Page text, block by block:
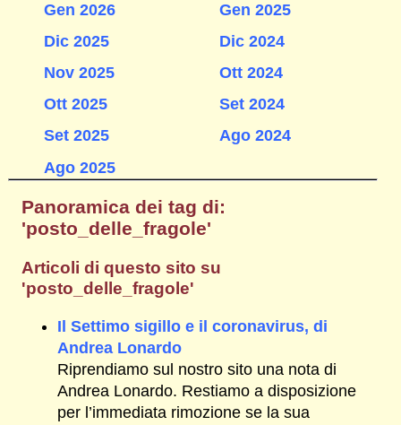
Gen 2026
Dic 2025
Nov 2025
Ott 2025
Set 2025
Ago 2025
Gen 2025
Dic 2024
Ott 2024
Set 2024
Ago 2024
Panoramica dei tag di:
'posto_delle_fragole'
Articoli di questo sito su
'posto_delle_fragole'
Il Settimo sigillo e il coronavirus, di
Andrea Lonardo
Riprendiamo sul nostro sito una nota di
Andrea Lonardo. Restiamo a disposizione
per l’immediata rimozione se la sua